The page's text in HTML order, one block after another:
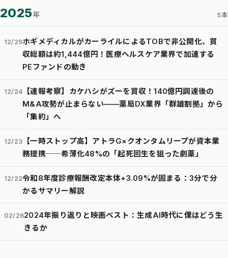
2025年 5本
12/29ホギメディカルがカーライルによるTOBで非公開化、買
収総額は約1,444億円！医療ヘルスケア業界で加速する
PEファンドの動き
12/24
【速報考察】カケハシがズーを買収！140億円調達後の
M&A攻勢が止まらない——薬局DX業界「群雄割拠」から
「集約」へ
12/23
【一時ストップ高】アトラG×クオンタムリープが資本業
務提携──希薄化48%の「起死回生を狙った劇薬」
12/22令和8年度診療報酬改定本体+3.09%が固まる：3分で分
かるサマリー解説
02/262024年振り返りと映画ベスト：生成AI時代に僕はどう生
きるか